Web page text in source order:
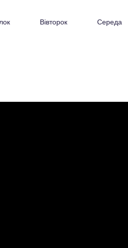
Вівторок Середа